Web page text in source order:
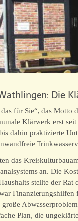
Die
für Sie“, das Motto
Klärwerk erst
dahin praktizierte
das
an. Die
stellte der Rat
Finanzierungshilfen
Plan, die